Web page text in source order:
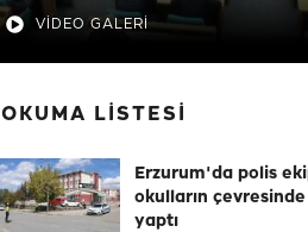
VİDEO GALERİ
OKUMA LİSTESİ
Erzurum'da polis
okulların
yaptı